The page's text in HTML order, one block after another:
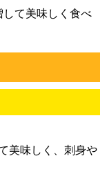
て美味しく食べ
美味しく、刺身や